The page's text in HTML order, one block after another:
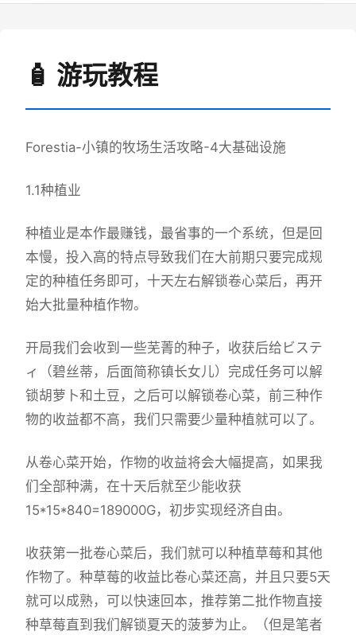
🧴 游玩教程
Forestia-小镇的牧场生活攻略-4大基础设施
1.1种植业
种植业是本作最赚钱，最省事的一个系统，但是回
本慢，投入高的特点导致我们在大前期只要完成规
定的种植任务即可，十天左右解锁卷心菜后，再开
始大批量种植作物。
开局我们会收到一些芜菁的种子，收获后给ビステ
ィ（碧丝蒂，后面简称镇长女儿）完成任务可以解
锁胡萝卜和土豆，之后可以解锁卷心菜，前三种作
物的收益都不高，我们只需要少量种植就可以了。
从卷心菜开始，作物的收益将会大幅提高，如果我
们全部种满，在十天后就至少能收获
15*15*840=189000G，初步实现经济自由。
收获第一批卷心菜后，我们就可以种植草莓和其他
作物了。种草莓的收益比卷心菜还高，并且只要5天
就可以成熟，可以快速回本，推荐第二批作物直接
种草莓直到我们解锁夏天的菠萝为止。（但是笔者